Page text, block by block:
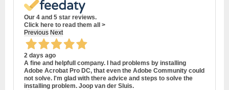
Our 4 and 5 star reviews.
Click here to read them all >
Previous Next
2 days ago
A fine and helpfull company. I had problems by installing
Adobe Acrobat Pro DC, that even the Adobe Community could
not solve. I'm glad with there advice and steps to solve the
installing problem. Joop van der Sluis.